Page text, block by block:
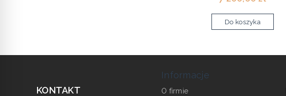
Do koszyka
KONTAKT
Informacje
O firmie